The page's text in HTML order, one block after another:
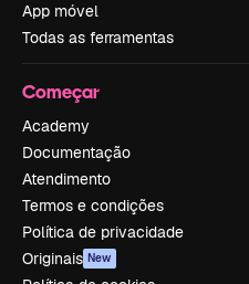
App móvel
Todas as ferramentas
Começar
Academy
Documentação
Atendimento
Termos e condições
Política de privacidade
Originais New